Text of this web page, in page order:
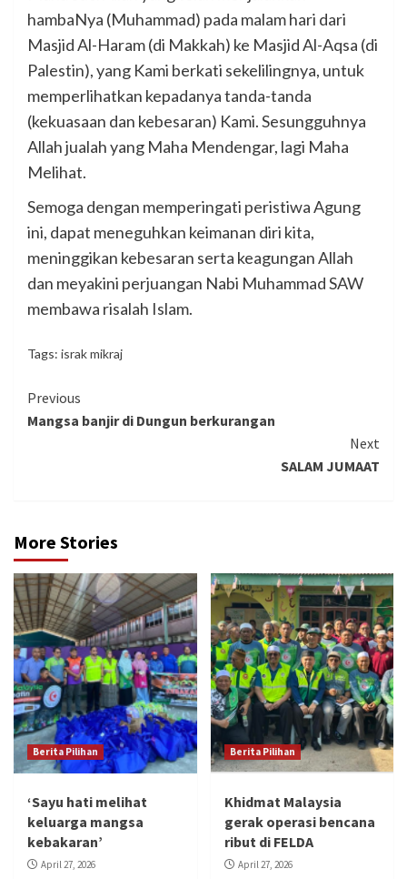
hambaNya (Muhammad) pada malam hari dari
Masjid Al-Haram (di Makkah) ke Masjid Al-Aqsa (di
Palestin), yang Kami berkati sekelilingnya, untuk
memperlihatkan kepadanya tanda-tanda
(kekuasaan dan kebesaran) Kami. Sesungguhnya
Allah jualah yang Maha Mendengar, lagi Maha
Melihat.
Semoga dengan memperingati peristiwa Agung
ini, dapat meneguhkan keimanan diri kita,
meninggikan kebesaran serta keagungan Allah
dan meyakini perjuangan Nabi Muhammad SAW
membawa risalah Islam.
Tags: israk mikraj
Continue
Reading
Previous
Mangsa banjir di Dungun berkurangan
Next
SALAM JUMAAT
More Stories
Berita Pilihan
‘Sayu hati melihat
keluarga mangsa
kebakaran’
April 27, 2026
Berita Pilihan
Khidmat Malaysia
gerak operasi bencana
ribut di FELDA
April 27, 2026